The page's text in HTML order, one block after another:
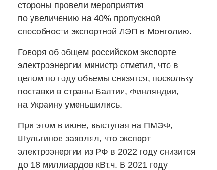
стороны провели мероприятия
по увеличению на 40% пропускной
способности экспортной ЛЭП в Монголию.
Говоря об общем российском экспорте
электроэнергии министр отметил, что в
целом по году объемы снизятся, поскольку
поставки в страны Балтии, Финляндии,
на Украину уменьшились.
При этом в июне, выступая на ПМЭФ,
Шульгинов заявлял, что экспорт
электроэнергии из РФ в 2022 году снизится
до 18 миллиардов кВт.ч. В 2021 году